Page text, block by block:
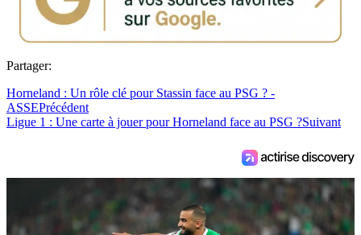
Partager:
Horneland : Un rôle clé pour Stassin face au PSG ? -
ASSEPrécédent
Ligue 1 : Une carte à jouer pour Horneland face au PSG ?Suivant